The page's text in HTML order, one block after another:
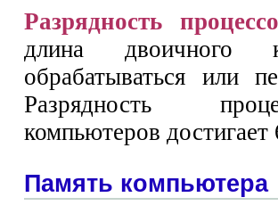
Разрядность
длина двоичного
обрабатываться или
Разрядность
компьютеров достигает
Память компьютера